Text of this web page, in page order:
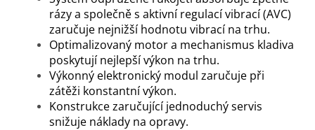
rázy a společně s aktivní regulací vibrací (AVC)
zaručuje nejnižší hodnotu vibrací na trhu.
Optimalizovaný motor a mechanismus kladiva
poskytují nejlepší výkon na trhu.
Výkonný elektronický modul zaručuje při
zátěži konstantní výkon.
Konstrukce zaručující jednoduchý servis
snižuje náklady na opravy.